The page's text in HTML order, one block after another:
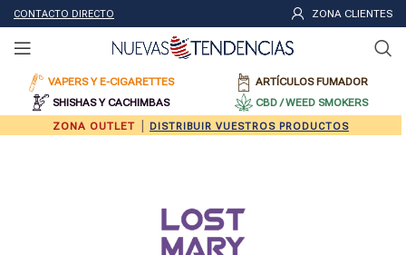
CONTACTO DIRECTO ZONA CLIENTES
VAPERS Y E-CIGARETTES
ARTÍCULOS FUMADOR
SHISHAS Y CACHIMBAS
CBD / WEED SMOKERS
ZONA OUTLET
DISTRIBUIR VUESTROS PRODUCTOS